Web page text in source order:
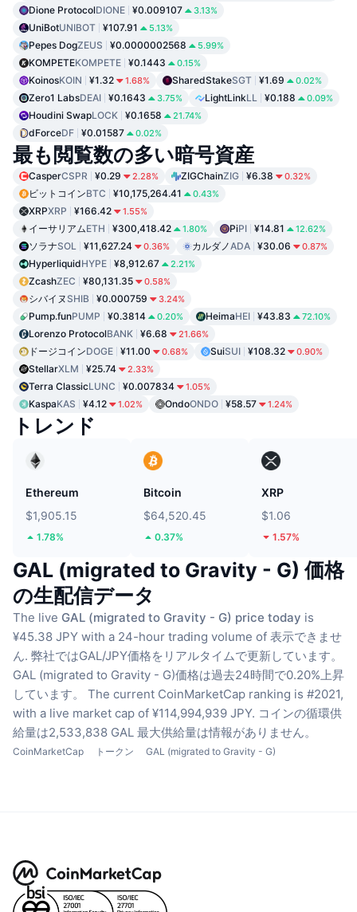
Dione ProtocolDIONE ¥0.009107 3.13%
UniBotUNIBOT ¥107.91 5.13%
Pepes DogZEUS ¥0.0000002568 5.99%
KOMPETEKOMPETE ¥0.1443 0.15%
KoinosKOIN ¥1.32 1.68% SharedStakeSGT ¥1.69 0.02%
Zero1 LabsDEAI ¥0.1643 3.75% LightLinkLL ¥0.188 0.09%
Houdini SwapLOCK ¥0.1658 21.74%
dForceDF ¥0.01587 0.02%
最も閲覧数の多い暗号資産
CasperCSPR ¥0.29 2.28% ZIGChainZIG ¥6.38 0.32%
ビットコインBTC ¥10,175,264.41 0.43%
XRPXRP ¥166.42 1.55%
イーサリアムETH ¥300,418.42 1.80% PiPI ¥14.81 12.62%
ソラナSOL ¥11,627.24 0.36% カルダノADA ¥30.06 0.87%
HyperliquidHYPE ¥8,912.67 2.21%
ZcashZEC ¥80,131.35 0.58%
シバイヌ SHIB ¥0.000759 3.24%
Pump.funPUMP ¥0.3814 0.20% HeimaHEI ¥43.83 72.10%
Lorenzo ProtocolBANK ¥6.68 21.66%
ドージコインDOGE ¥11.00 0.68% SuiSUI ¥108.32 0.90%
StellarXLM ¥25.74 2.33%
Terra ClassicLUNC ¥0.007834 1.05%
KaspaKAS ¥4.12 1.02% OndoONDO ¥58.57 1.24%
トレンド
Ethereum
$1,905.15
1.78%
Bitcoin
$64,520.45
0.37%
XRP
$1.06
1.57%
GAL (migrated to Gravity - G) 価格
の生配信データ
The live GAL (migrated to Gravity - G) price today is
¥45.38 JPY with a 24-hour trading volume of 表示できませ
ん. 弊社ではGAL/JPY価格をリアルタイムで更新しています。
GAL (migrated to Gravity - G)価格は過去24時間で0.20%上昇
しています。
The current CoinMarketCap ranking is #2021,
with a live market cap of ¥114,994,939 JPY. コインの循環供
給量は2,533,838 GAL 最大供給量は情報がありません。
CoinMarketCap トークン GAL (migrated to Gravity - G)